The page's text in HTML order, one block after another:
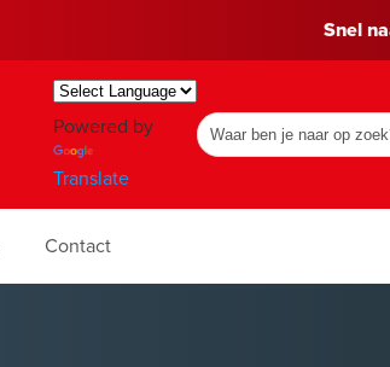
Snel
Powered by
Translate
Contact